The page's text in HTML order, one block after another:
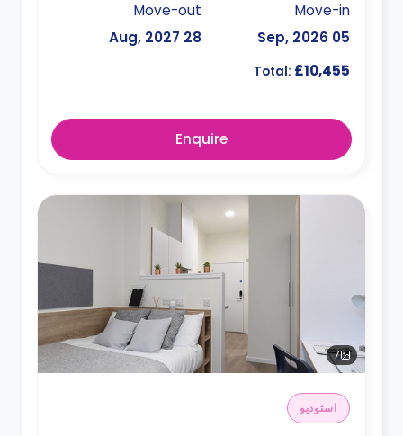
Move-in
05 Sep, 2026
Move-out
28 Aug, 2027
Total: £10,455
Enquire
7
استوديو